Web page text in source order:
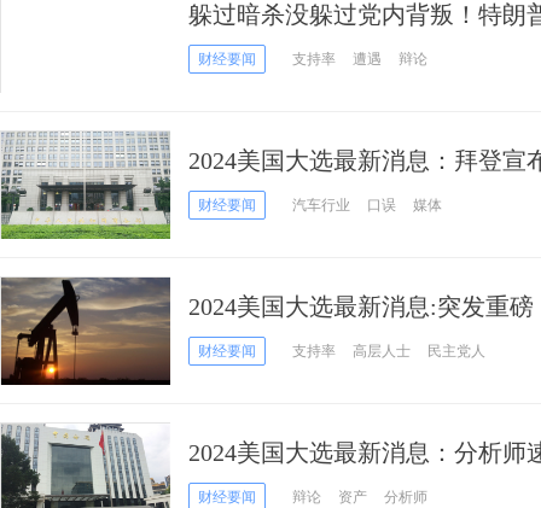
躲过暗杀没躲过党内背叛！特朗
四年后大选
财经要闻 支持率 遭遇 辩论
2024美国大选最新消息：拜登宣
特朗普败选 没信心和平移交权力
财经要闻 汽车行业 口误 媒体
2024美国大选最新消息:突发重
选！
财经要闻 支持率 高层人士 民主党人
2024美国大选最新消息：分析师
登表现太差，特朗普胜选几率更
财经要闻 辩论 资产 分析师